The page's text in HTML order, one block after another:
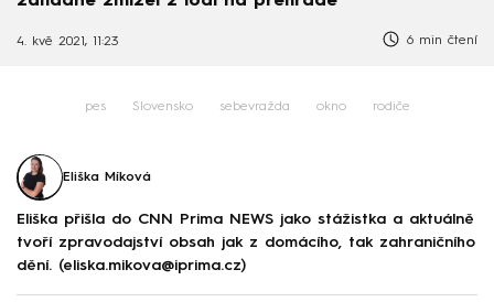
4. kvě 2021, 11:23 6 min čtení
pes Slovensko sebevražda okno rodiče
Eliška Míková
Eliška přišla do CNN Prima NEWS jako stážistka a aktuálně
tvoří zpravodajství obsah jak z domácího, tak zahraničního
dění. (eliska.mikova@iprima.cz)